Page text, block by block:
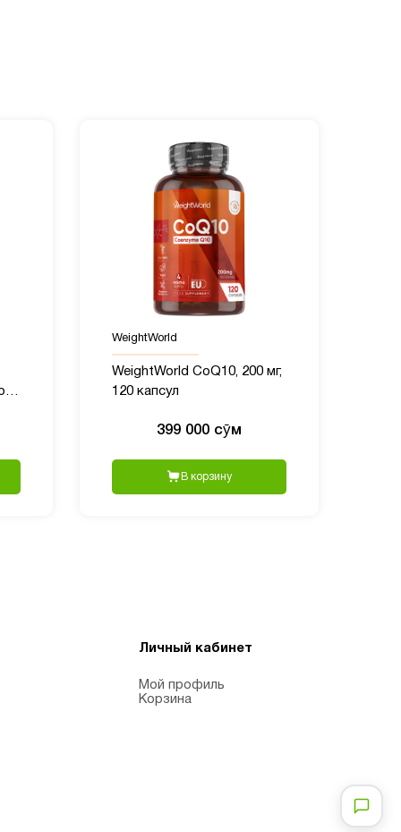
WeightWorld
WeightWorld CoQ10, 200 мг,
120 капсул
399 000 сӯм
В корзину
Личный кабинет
Мой профиль
Корзина